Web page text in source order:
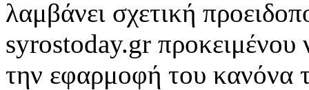
λαμβάνει σχετική
syrostoday.gr προκειμένου
την εφαρμοφή του κανόνα